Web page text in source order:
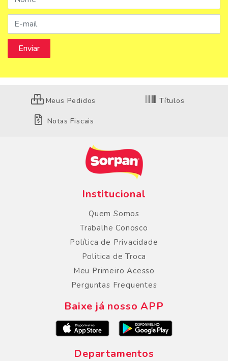
Meus Pedidos Títulos
Notas Fiscais
Institucional
Quem Somos
Trabalhe Conosco
Política de Privacidade
Politica de Troca
Meu Primeiro Acesso
Perguntas Frequentes
Baixe já nosso APP
Departamentos